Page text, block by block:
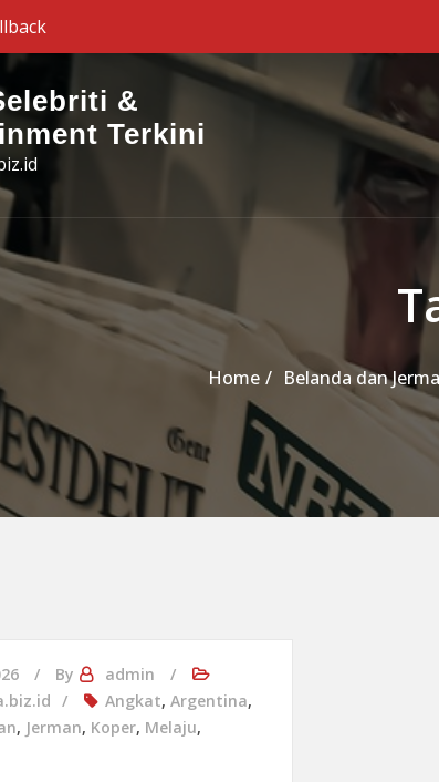
&
Terkini
Home Belanda dan
By
admin
Angkat, Argentina,
, Jerman, Koper, Melaju,